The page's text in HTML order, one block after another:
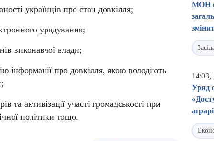
українців про стан довкілля;
урядування;
виконавчої влади;
інформації про довкілля, якою володіють
та активізації участі громадськості при
політики тощо.
МОН
14:03,
Уряд